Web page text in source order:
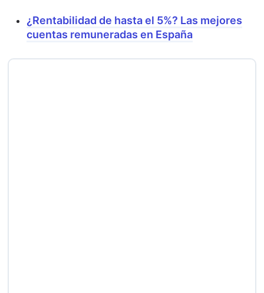
¿Rentabilidad de hasta el 5%? Las mejores
cuentas remuneradas en España